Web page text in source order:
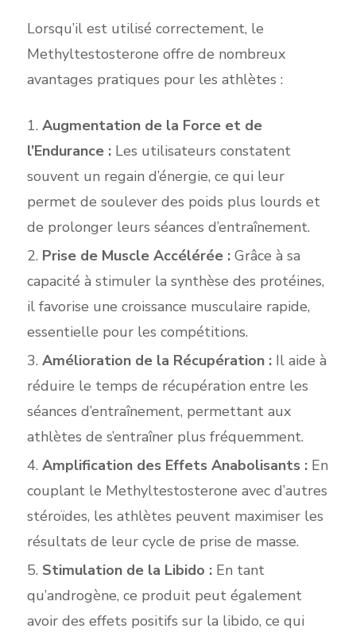
Lorsqu’il est utilisé correctement, le
Methyltestosterone offre de nombreux
avantages pratiques pour les athlètes :
Augmentation de la Force et de
l’Endurance :Les utilisateurs constatent
souvent un regain d’énergie, ce qui leur
permet de soulever des poids plus lourds et
de prolonger leurs séances d’entraînement.
Prise de Muscle Accélérée :Grâce à sa
capacité à stimuler la synthèse des protéines,
il favorise une croissance musculaire rapide,
essentielle pour les compétitions.
Amélioration de la Récupération :Il aide à
réduire le temps de récupération entre les
séances d’entraînement, permettant aux
athlètes de s’entraîner plus fréquemment.
Amplification des Effets Anabolisants :En
couplant le Methyltestosterone avec d’autres
stéroïdes, les athlètes peuvent maximiser les
résultats de leur cycle de prise de masse.
Stimulation de la Libido :En tant
qu’androgène, ce produit peut également
avoir des effets positifs sur la libido, ce qui